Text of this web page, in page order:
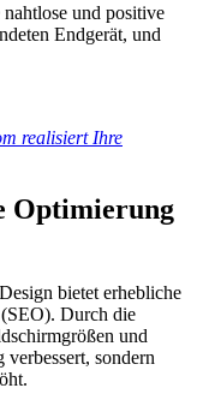
und positive
Endgerät, und
realisiert Ihre
Optimierung
bietet erhebliche
Durch die
und
sondern